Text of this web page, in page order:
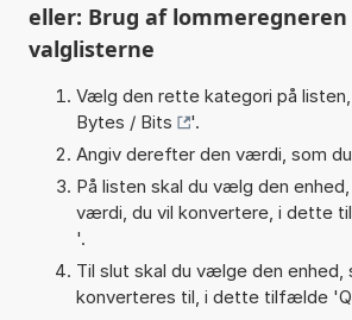
eller: Brug af lommeregneren
valglisterne
Vælg den rette kategori på
Bytes / Bits
'.
Angiv derefter den værdi, som
På listen skal du vælg den
værdi, du vil konvertere, i dette
'.
Til slut skal du vælge den
konverteres til, i dette tilfælde '